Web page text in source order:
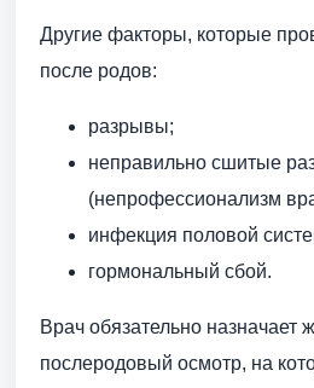
Другие факторы, которые
после родов:
разрывы;
неправильно сшитые
(непрофессионализм
инфекция половой
гормональный сбой.
Врач обязательно
послеродовый осмотр, на